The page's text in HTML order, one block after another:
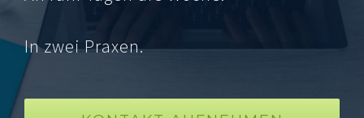
In zwei Praxen.